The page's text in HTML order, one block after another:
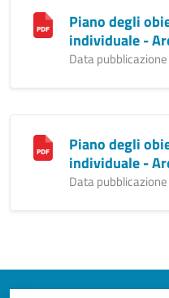
Piano degli
individuale -
Data
Piano degli
individuale -
Data